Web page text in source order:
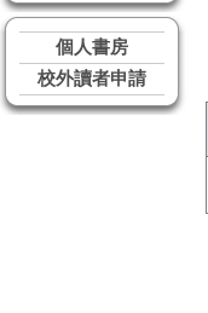
個人書房
校外讀者申請